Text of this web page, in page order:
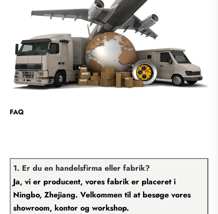
FAQ
1. Er du en handelsfirma eller fabrik?
Ja, vi er producent, vores fabrik er placeret i
Ningbo, Zhejiang. Velkommen til at besøge vores
showroom, kontor og workshop.